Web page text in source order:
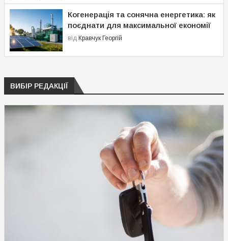
Когенерація та сонячна енергетика: як
поєднати для максимальної економії
від Кравчук Георгій
ВИБІР РЕДАКЦІЇ